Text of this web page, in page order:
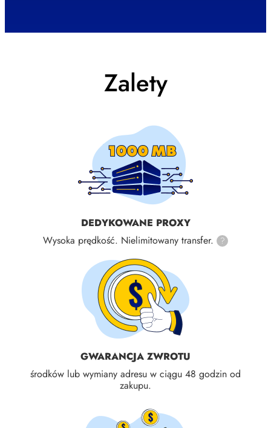
Zalety
DEDYKOWANE PROXY
Wysoka prędkość. Nielimitowany transfer.
?
GWARANCJA ZWROTU
środków lub wymiany adresu w ciągu 48 godzin od
zakupu.